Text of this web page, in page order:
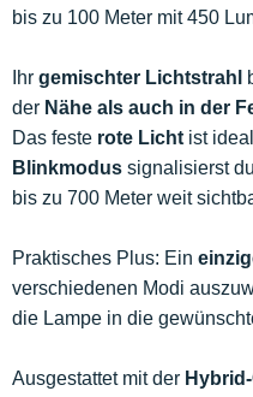
bis zu 100 Meter mit 450
Ihr gemischter Lichtstrahl
der Nähe als auch in der
Das feste rote Licht ist
Blinkmodus signalisierst
bis zu 700 Meter weit
Praktisches Plus: Ein
verschiedenen Modi
die Lampe in die
Ausgestattet mit der